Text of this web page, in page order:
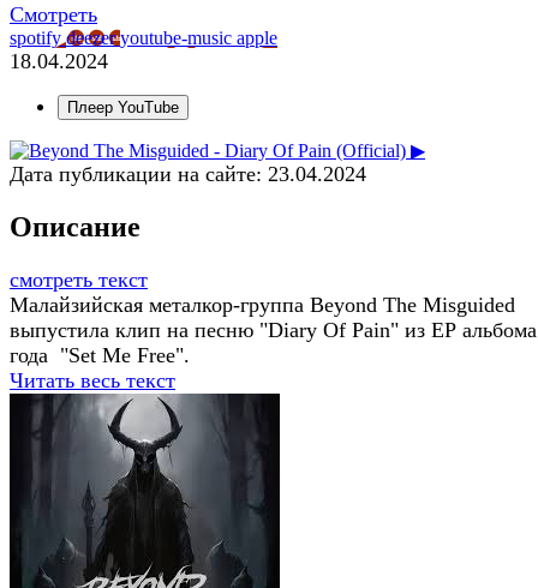
Смотреть
spotifydeezeryoutube-music apple
18.04.2024
Плеер YouTube
▶
Дата публикации на сайте: 23.04.2024
Описание
смотреть текст
Малайзийская металкор-группа Beyond The Misguided
выпустила клип на песню "Diary Of Pain" из ЕР
года "Set Me Free".
Читать весь текст